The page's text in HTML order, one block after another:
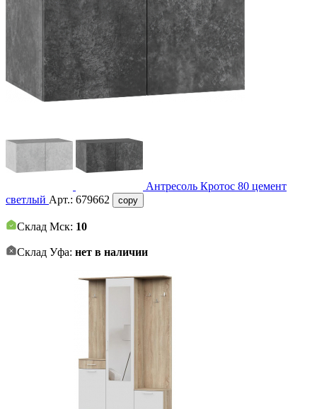
Антресоль Кротос 80 цемент
светлый Арт.: 679662 copy
Склад Мск: 10
Склад Уфа: нет в наличии